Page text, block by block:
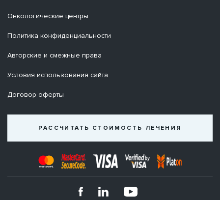
Онкологические центры
Политика конфиденциальности
Авторские и смежные права
Условия использования сайта
Договор оферты
РАССЧИТАТЬ СТОИМОСТЬ ЛЕЧЕНИЯ